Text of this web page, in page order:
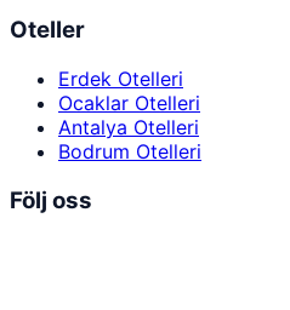
Oteller
Erdek Otelleri
Ocaklar Otelleri
Antalya Otelleri
Bodrum Otelleri
Följ oss